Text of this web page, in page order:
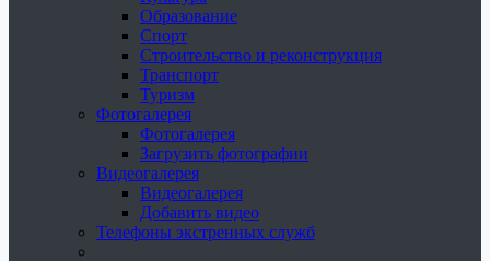
Образование
Спорт
Строительство и реконструкция
Транспорт
Туризм
Фотогалерея
Фотогалерея
Загрузить фотографии
Видеогалерея
Видеогалерея
Добавить видео
Телефоны экстренных служб